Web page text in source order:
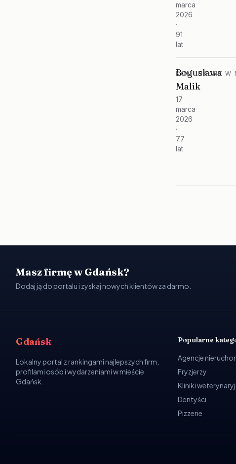
marca
2026
·
91
lat
Bogusława
Malik
17
marca
2026
·
77
lat
KOMUNALNY W
Masz firmę w Gdańsk?
Dodaj ją do portalu i zyskaj nowych klientów za darmo.
Gdańsk
Lokalny portal z rankingami najlepszych firm,
profilami osób i wydarzeniami w mieście
Gdańsk.
Popularne
Agencje
Fryzjerzy
Kliniki
Dentyści
Pizzerie